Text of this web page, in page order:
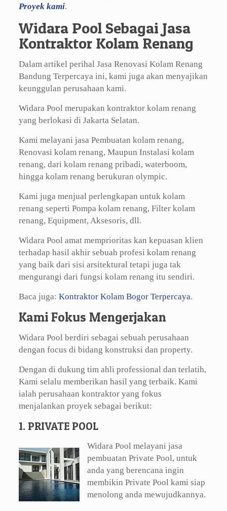
Proyek kami.
Widara Pool Sebagai Jasa
Kontraktor Kolam Renang
Dalam artikel perihal Jasa Renovasi Kolam Renang
Bandung Terpercaya ini, kami juga akan menyajikan
keunggulan perusahaan kami.
Widara Pool merupakan kontraktor kolam renang
yang berlokasi di Jakarta Selatan.
Kami melayani jasa Pembuatan kolam renang,
Renovasi kolam renang, Maupun Instalasi kolam
renang, dari kolam renang pribadi, waterboom,
hingga kolam renang berukuran olympic.
Kami juga menjual perlengkapan untuk kolam
renang seperti Pompa kolam renang, Filter kolam
renang, Equipment, Aksesoris, dll.
Widara Pool amat memprioritas kan kepuasan klien
terhadap hasil akhir sebuah profesi kolam renang
yang baik dari sisi arsitektural tetapi juga tak
mengurangi dari fungsi kolam renang itu sendiri.
Baca juga: Kontraktor Kolam Bogor Terpercaya.
Kami Fokus Mengerjakan
Widara Pool berdiri sebagai sebuah perusahaan
dengan focus di bidang konstruksi dan property.
Dengan di dukung tim ahli professional dan terlatih,
Kami selalu memberikan hasil yang terbaik. Kami
ialah perusahaan kontraktor yang fokus
menjalankan proyek sebagai berikut:
1. PRIVATE POOL
Widara Pool melayani jasa
pembuatan Private Pool, untuk
anda yang berencana ingin
membikin Private Pool kami siap
menolong anda mewujudkannya.